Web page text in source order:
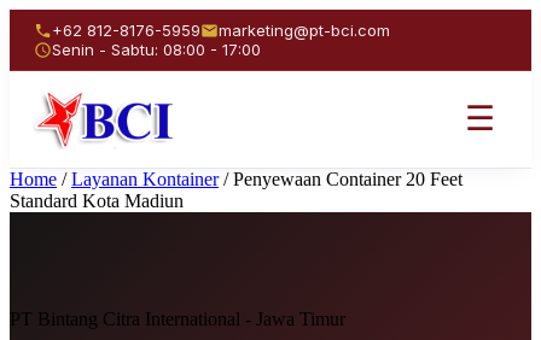
+62 812-8176-5959
marketing@pt-bci.com
Senin - Sabtu: 08:00 - 17:00
☰
Home / Layanan Kontainer / Penyewaan Container 20 Feet
Standard Kota Madiun
PT Bintang Citra International - Jawa Timur